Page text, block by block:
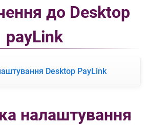
до Desktop
payLink
Desktop PayLink
налаштування